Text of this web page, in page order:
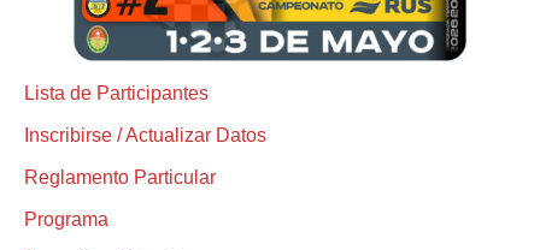
Lista de Participantes
Inscribirse / Actualizar Datos
Reglamento Particular
Programa